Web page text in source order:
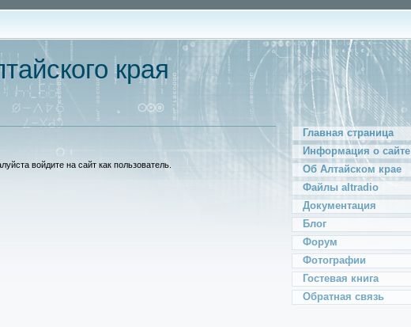
края
войдите на сайт как пользователь.
Главная страница
Информация о сайте
Об Алтайском крае
Файлы altradio
Документация
Блог
Форум
Фотографии
Гостевая книга
Обратная связь